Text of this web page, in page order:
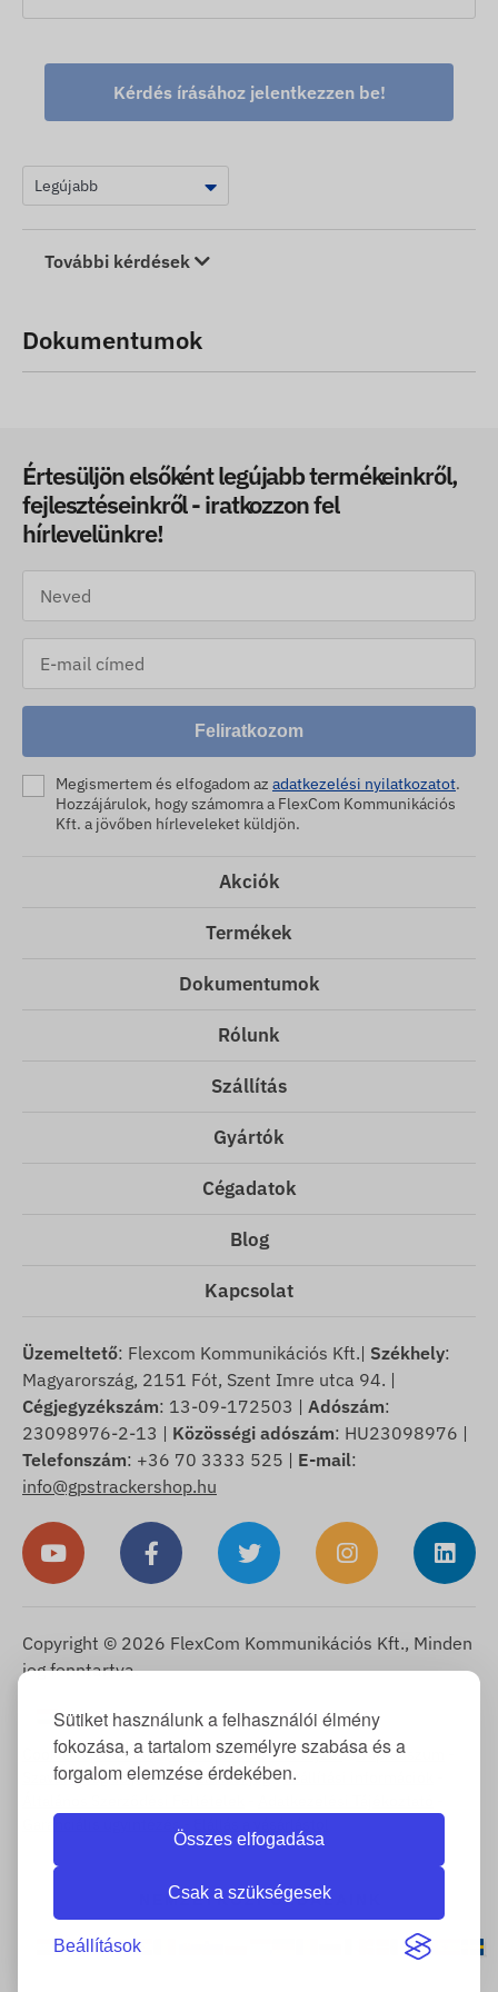
Sütiket használunk a felhasználói élmény
fokozása, a tartalom személyre szabása és a
forgalom elemzése érdekében.
Összes elfogadása
Csak a szükségesek
Beállítások
és a rugalmas megújítási vagy megszüntetési
Kérdés írásához jelentkezzen be!
További kérdések
Dokumentumok
Értesüljön elsőként legújabb termékeinkről,
fejlesztéseinkről - iratkozzon fel
hírlevelünkre!
Feliratkozom
Megismertem és elfogadom az adatkezelési nyilatkozatot.
Hozzájárulok, hogy számomra a FlexCom Kommunikációs
Kft. a jövőben hírleveleket küldjön.
Akciók
Termékek
Dokumentumok
Rólunk
Szállítás
Gyártók
Cégadatok
Blog
Kapcsolat
Üzemeltető: Flexcom Kommunikációs Kft.| Székhely:
Magyarország, 2151 Fót, Szent Imre utca 94. |
Cégjegyzékszám: 13-09-172503 | Adószám:
23098976-2-13 | Közösségi adószám: HU23098976 |
Telefonszám: +36 70 3333 525 | E-mail:
info@gpstrackershop.hu
Copyright © 2026 FlexCom Kommunikációs Kft., Minden
jog fenntartva.
Magyar ▼
Cookie Tájékoztató-Visszaküldési szabályzat-Impresszum
Szavatosság és jótállás-Elállási jog-Szállítási információk
Garanciális ügyintézés-
NEMZETKÖZI OLDALAINK